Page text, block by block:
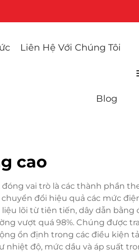
Liên Hệ Với Chúng Tôi
Blog
cao
vai trò là các thành phần
đổi hiệu quả các mức
lõi từ tiên tiến, dây dẫn
vượt quá 98%. Chúng được
ổn định trong các điều kiện
độ, mức dầu và áp suất